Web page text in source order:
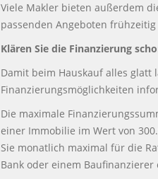
Viele Makler bieten außerdem
passenden Angeboten
Klären Sie die Finanzierung
Damit beim Hauskauf alles
Finanzierungsmöglichkeiten
Die maximale
einer Immobilie im Wert von
Sie monatlich maximal für die
Bank oder einem